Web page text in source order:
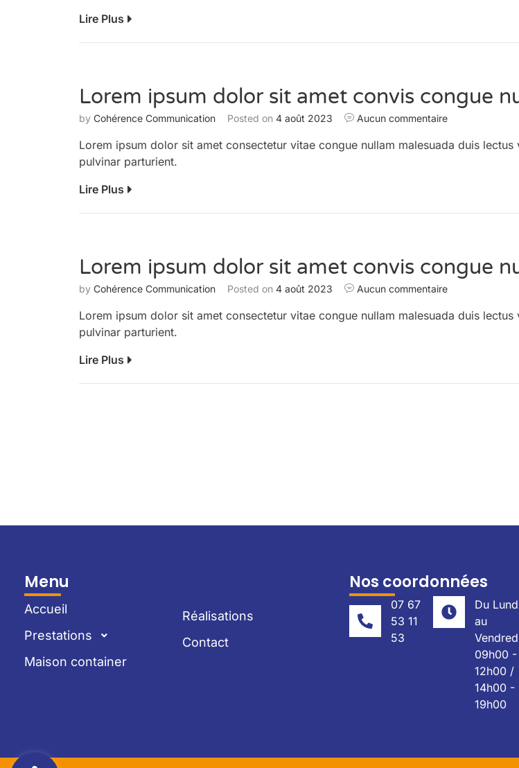
Lire Plus
Lorem ipsum dolor sit amet convis congue
by Cohérence Communication Posted on 4 août 2023 Aucun commentaire
Lorem ipsum dolor sit amet consectetur vitae congue nullam malesuada duis
pulvinar parturient.
Lire Plus
Lorem ipsum dolor sit amet convis congue
by Cohérence Communication Posted on 4 août 2023 Aucun commentaire
Lorem ipsum dolor sit amet consectetur vitae congue nullam malesuada duis
pulvinar parturient.
Lire Plus
Menu
Accueil
Prestations
Maison container
Réalisations
Contact
Nos coordonnées
07 67
53 11
53
Du
au
09h00 -
12h00 /
14h00 -
19h00